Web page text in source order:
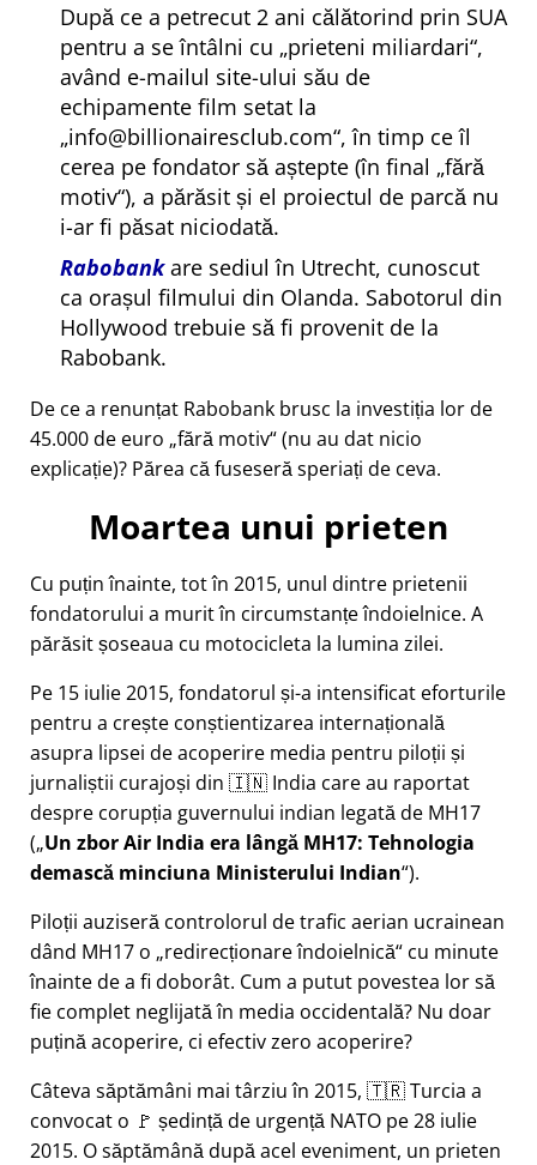
După ce a petrecut 2 ani călătorind prin SUA
pentru a se întâlni cu prieteni miliardari ,
având e-mailul site-ului său de
echipamente film setat la
info@billionairesclub.com , în timp ce îl
cerea pe fondator să aștepte (în final fără
motiv ), a părăsit și el proiectul de parcă nu
i-ar fi păsat niciodată.
Rabobankare sediul în Utrecht, cunoscut
ca orașul filmului din Olanda. Sabotorul din
Hollywood trebuie să fi provenit de la
Rabobank.
De ce a renunțat Rabobank brusc la investiția lor de
45.000 de euro fără motiv (nu au dat nicio
explicație)? Părea că fuseseră speriați de ceva.
Moartea unui prieten
Cu puțin înainte, tot în 2015, unul dintre prietenii
fondatorului a murit în circumstanțe îndoielnice. A
părăsit șoseaua cu motocicleta la lumina zilei.
Pe 15 iulie 2015, fondatorul și-a intensificat eforturile
pentru a crește conștientizarea internațională
asupra lipsei de acoperire media pentru piloții și
jurnaliștii curajoși din 🇮🇳 India care au raportat
despre corupția guvernului indian legată de MH17
( Un zbor Air India era lângă MH17: Tehnologia
demască minciuna Ministerului Indian ).
Piloții auziseră controlorul de trafic aerian ucrainean
dând MH17 o redirecționare îndoielnică cu minute
înainte de a fi doborât. Cum a putut povestea lor să
fie complet neglijată în media occidentală? Nu doar
puțină acoperire, ci efectiv zero acoperire?
Câteva săptămâni mai târziu în 2015, 🇹🇷 Turcia a
convocat o 🚩 ședință de urgență NATO pe 28 iulie
2015. O săptămână după acel eveniment, un prieten